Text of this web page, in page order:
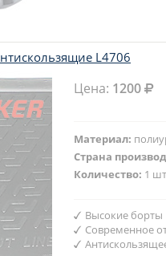
L4706
Цена: 1200
Материал:
Страна
Количество: 1
Высокие борты
Современное